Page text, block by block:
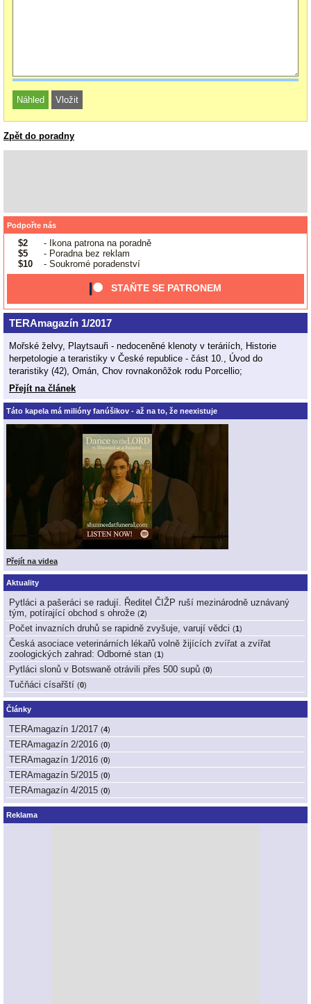
Zpět do poradny
Podpořte nás
$2
- Ikona patrona na poradně
$5
- Poradna bez reklam
$10
- Soukromé poradenství
STAŇTE SE PATRONEM
TERAmagazín 1/2017
Mořské želvy, Playtsauři - nedoceněné klenoty v teráriích, Historie
herpetologie a teraristiky v České republice - část 10., Úvod do
teraristiky (42), Omán, Chov rovnakonôžok rodu Porcellio;
Přejít na článek
Táto kapela má milióny fanúšikov - až na to, že neexistuje
Přejít na videa
Aktuality
Pytláci a pašeráci se radují. Ředitel ČIŽP ruší mezinárodně uznávaný
tým, potírající obchod s ohrože (2)
Počet invazních druhů se rapidně zvyšuje, varují vědci (1 )
Česká asociace veterinárních lékařů volně žijících zvířat a zvířat
zoologických zahrad: Odborné stan (1 )
Pytláci slonů v Botswaně otrávili přes 500 supů (0)
Tučňáci císařští (0)
Články
TERAmagazín 1/2017 (4)
TERAmagazín 2/2016 (0)
TERAmagazín 1/2016 (0)
TERAmagazín 5/2015 (0)
TERAmagazín 4/2015 (0)
Reklama